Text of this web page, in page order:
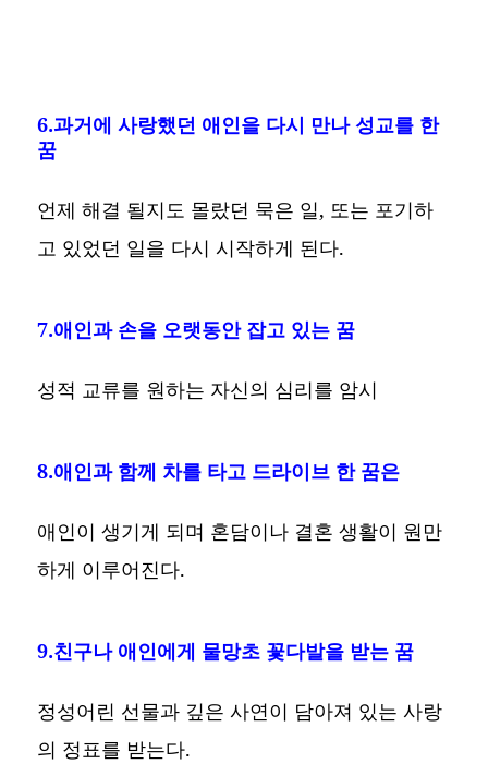
6.과거에 사랑했던 애인을 다시 만나 성교를 한
꿈
언제 해결 될지도 몰랐던 묵은 일, 또는 포기하
고 있었던 일을 다시 시작하게 된다.
7.애인과 손을 오랫동안 잡고 있는 꿈
성적 교류를 원하는 자신의 심리를 암시
8.애인과 함께 차를 타고 드라이브 한 꿈은
애인이 생기게 되며 혼담이나 결혼 생활이 원만
하게 이루어진다.
9.친구나 애인에게 물망초 꽃다발을 받는 꿈
정성어린 선물과 깊은 사연이 담아져 있는 사랑
의 정표를 받는다.